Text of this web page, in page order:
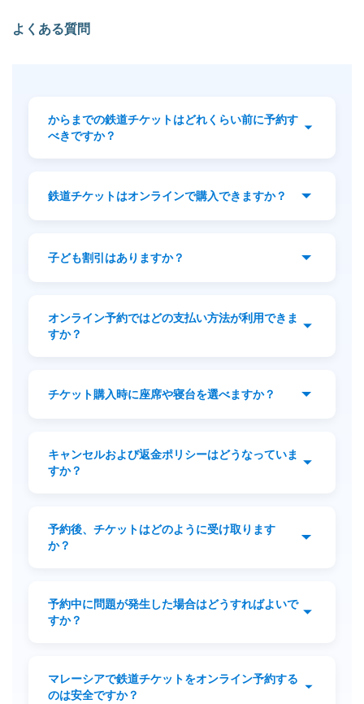
よくある質問
からまでの鉄道チケットはどれくらい前に予約す
べきですか？
間から4週間前の予約をおすすめします。繁忙
期や祝日はさらに早めの予約が安心です。
鉄道チケットはオンラインで購入できますか？
ムで座席を選択し、電子チケットをメールで
受け取ることができます。
子ども割引はありますか？
されます。
オンライン予約ではどの支払い方法が利用できま
すか？
ォレット（Apple Pay、Google Pay）など、
安全なオンライン決済方法をご利用いただけ
チケット購入時に座席や寝台を選べますか？
たは寝台を選択できます。空席状況により提
供されます。
キャンセルおよび返金ポリシーはどうなっていま
すか？
ん。
予約後、チケットはどのように受け取ります
か？
されます。スマートフォンに保存するか、印
刷して使用できます。
予約中に問題が発生した場合はどうすればよいで
すか？
までご連絡ください。
マレーシアで鉄道チケットをオンライン予約する
のは安全ですか？